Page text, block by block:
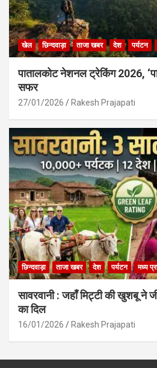
खेल छिन्दवाड़ा ताजा खबर देश पर्यटन
पातालकोट नेशनल ट्रेकिंग 2026,
सफर
27/01/2026 Rakesh Prajapati
छिन्दवाड़ा ताजा खबर देश पर्यटन मध्य
सावरवानी : जहाँ मिट्टी की खुशबू ने
का दिल
16/01/2026 Rakesh Prajapati